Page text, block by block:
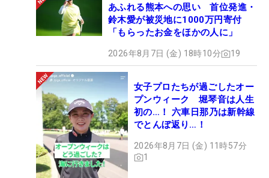
あふれる熊本への思い 首位発進・
鈴木愛が被災地に1000万円寄付
「もらったお金をほかの人に」
2026年8月7日 (金) 18時10分 19
女子プロたちが過ごしたオー
プンウィーク 堀琴音は人生
初の…！ 六車日那乃は新幹線
でとんぼ返り…！
2026年8月7日 (金) 11時57分
1